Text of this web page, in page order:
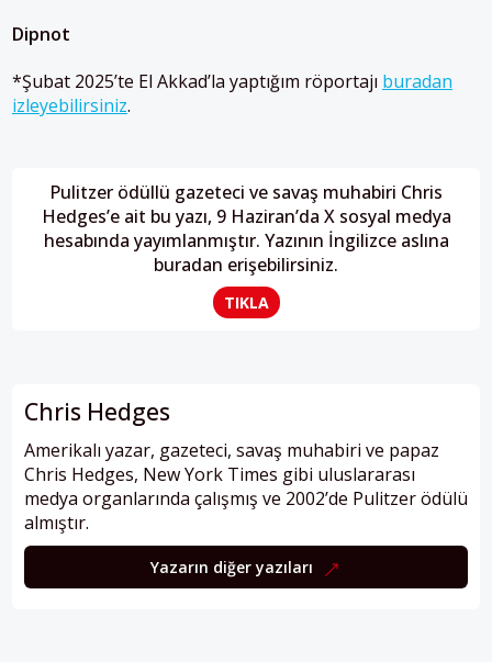
Dipnot
*Şubat 2025’te El Akkad’la yaptığım röportajı buradan
izleyebilirsiniz.
Pulitzer ödüllü gazeteci ve savaş muhabiri Chris
Hedges’e ait bu yazı, 9 Haziran’da X sosyal medya
hesabında yayımlanmıştır. Yazının İngilizce aslına
buradan erişebilirsiniz.
TIKLA
Chris Hedges
Amerikalı yazar, gazeteci, savaş muhabiri ve papaz
Chris Hedges, New York Times gibi uluslararası
medya organlarında çalışmış ve 2002’de Pulitzer ödülü
almıştır.
Yazarın diğer yazıları